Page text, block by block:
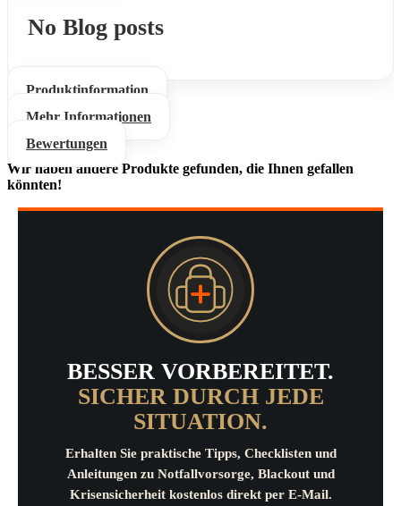
No Blog posts
Produktinformation
Mehr Informationen
Bewertungen
Wir haben andere Produkte gefunden, die Ihnen gefallen
könnten!
BESSER VORBEREITET.
SICHER DURCH JEDE
SITUATION.
Erhalten Sie praktische Tipps, Checklisten und
Anleitungen zu Notfallvorsorge, Blackout und
Krisensicherheit kostenlos direkt per E-Mail.